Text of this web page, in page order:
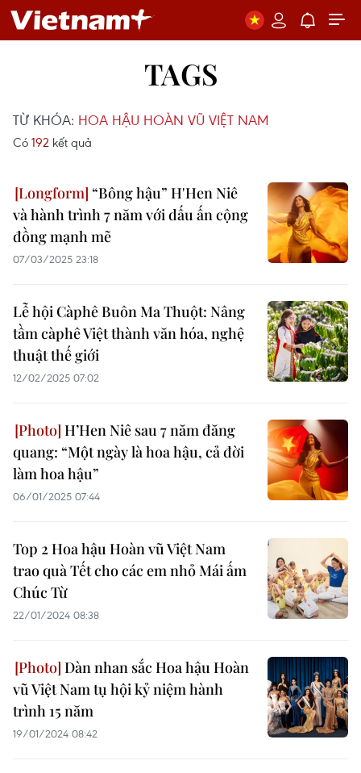
TAGS
TỪ KHÓA: HOA HẬU HOÀN VŨ VIỆT NAM
Có 192 kết quả
“Bông hậu” H'Hen Niê
và hành trình 7 năm với dấu ấn cộng
đồng mạnh mẽ
07/03/2025 23:18
Lễ hội Càphê Buôn Ma Thuột: Nâng
tầm càphê Việt thành văn hóa, nghệ
thuật thế giới
12/02/2025 07:02
H’Hen Niê sau 7 năm đăng
quang: “Một ngày là hoa hậu, cả đời
làm hoa hậu”
06/01/2025 07:44
Top 2 Hoa hậu Hoàn vũ Việt Nam
trao quà Tết cho các em nhỏ Mái ấm
Chúc Từ
22/01/2024 08:38
Dàn nhan sắc Hoa hậu Hoàn
vũ Việt Nam tụ hội kỷ niệm hành
trình 15 năm
19/01/2024 08:42